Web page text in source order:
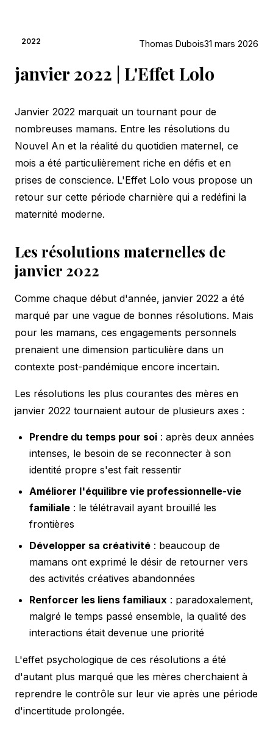
2022 Thomas Dubois31 mars 2026
janvier 2022 | L'Effet Lolo
Janvier 2022 marquait un tournant pour de
nombreuses mamans. Entre les résolutions du
Nouvel An et la réalité du quotidien maternel, ce
mois a été particulièrement riche en défis et en
prises de conscience. L'Effet Lolo vous propose un
retour sur cette période charnière qui a redéfini la
maternité moderne.
Les résolutions maternelles de
janvier 2022
Comme chaque début d'année, janvier 2022 a été
marqué par une vague de bonnes résolutions. Mais
pour les mamans, ces engagements personnels
prenaient une dimension particulière dans un
contexte post-pandémique encore incertain.
Les résolutions les plus courantes des mères en
janvier 2022 tournaient autour de plusieurs axes :
Prendre du temps pour soi : après deux années
intenses, le besoin de se reconnecter à son
identité propre s'est fait ressentir
Améliorer l'équilibre vie professionnelle-vie
familiale : le télétravail ayant brouillé les
frontières
Développer sa créativité : beaucoup de
mamans ont exprimé le désir de retourner vers
des activités créatives abandonnées
Renforcer les liens familiaux : paradoxalement,
malgré le temps passé ensemble, la qualité des
interactions était devenue une priorité
L'effet psychologique de ces résolutions a été
d'autant plus marqué que les mères cherchaient à
reprendre le contrôle sur leur vie après une période
d'incertitude prolongée.